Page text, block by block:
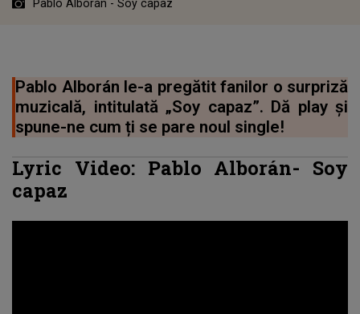
Pablo Alborán - Soy capaz
Pablo Alborán le-a pregătit fanilor o surpriză
muzicală, intitulată „Soy capaz”. Dă play și
spune-ne cum ți se pare noul single!
Lyric Video: Pablo Alborán- Soy
capaz